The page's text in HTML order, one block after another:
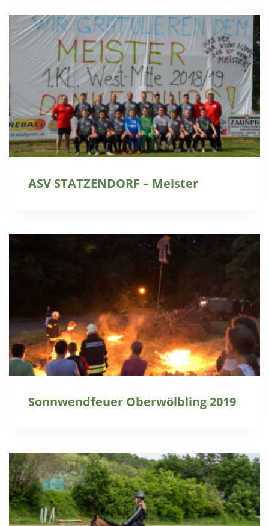
ASV STATZENDORF – Meister
Sonnwendfeuer Oberwölbling 2019